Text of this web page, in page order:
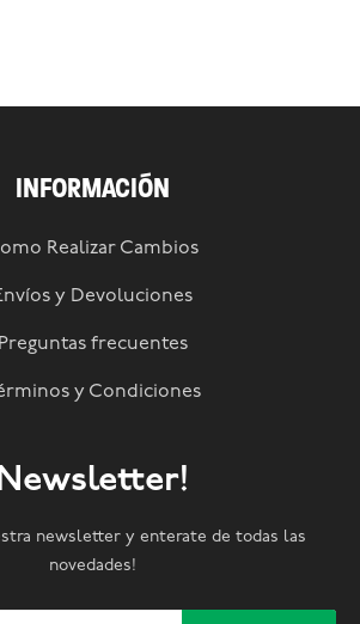
INFORMACIÓN
Realizar Cambios
y Devoluciones
Preguntas frecuentes
y Condiciones
newsletter y enterate de todas las
novedades!